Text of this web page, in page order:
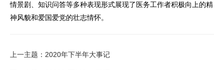
情景剧、知识问答等多种表现形式展现了医务工作者积极向上的精
神风貌和爱国爱党的壮志情怀。
上一主题：2020年下半年大事记